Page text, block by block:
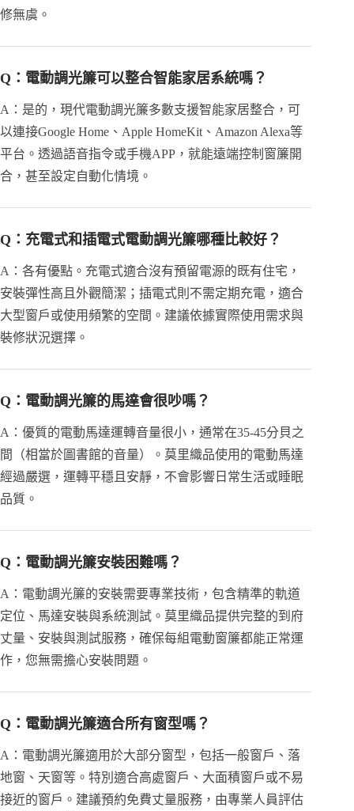
修無虞。
Q：電動調光簾可以整合智能家居系統嗎？
A：是的，現代電動調光簾多數支援智能家居整合，可
以連接Google Home、Apple HomeKit、Amazon Alexa等
平台。透過語音指令或手機APP，就能遠端控制窗簾開
合，甚至設定自動化情境。
Q：充電式和插電式電動調光簾哪種比較好？
A：各有優點。充電式適合沒有預留電源的既有住宅，
安裝彈性高且外觀簡潔；插電式則不需定期充電，適合
大型窗戶或使用頻繁的空間。建議依據實際使用需求與
裝修狀況選擇。
Q：電動調光簾的馬達會很吵嗎？
A：優質的電動馬達運轉音量很小，通常在35-45分貝之
間（相當於圖書館的音量）。莫里織品使用的電動馬達
經過嚴選，運轉平穩且安靜，不會影響日常生活或睡眠
品質。
Q：電動調光簾安裝困難嗎？
A：電動調光簾的安裝需要專業技術，包含精準的軌道
定位、馬達安裝與系統測試。莫里織品提供完整的到府
丈量、安裝與測試服務，確保每組電動窗簾都能正常運
作，您無需擔心安裝問題。
Q：電動調光簾適合所有窗型嗎？
A：電動調光簾適用於大部分窗型，包括一般窗戶、落
地窗、天窗等。特別適合高處窗戶、大面積窗戶或不易
接近的窗戶。建議預約免費丈量服務，由專業人員評估